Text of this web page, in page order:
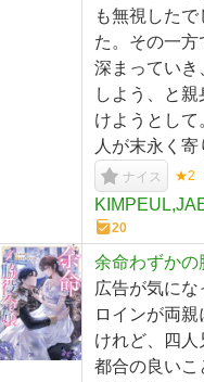
も無視した
た。その一方
深まっていき
しよう、と
けようとして
人が末永く
ナイス ★2
20
余命わずかの
広告が気に
ロインが両
けれど、四人
都合の良いこ